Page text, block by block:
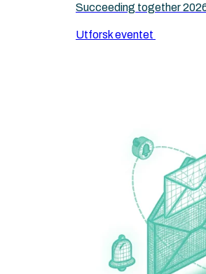
Succeeding together
Utforsk eventet